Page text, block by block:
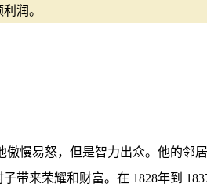
润。
慢易怒，但是智力出众。他的邻
来荣耀和财富。在 1828年到